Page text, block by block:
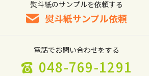
熨斗紙のサンプルを依頼する
熨斗紙サンプル依頼
電話でお問い合わせをする
048-769-1291